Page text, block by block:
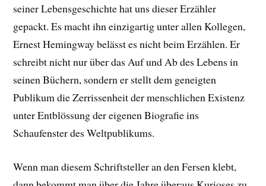
seiner Lebensgeschichte hat uns dieser Erzähler
gepackt. Es macht ihn einzigartig unter allen Kollegen,
Ernest Hemingway belässt es nicht beim Erzählen. Er
schreibt nicht nur über das Auf und Ab des Lebens in
seinen Büchern, sondern er stellt dem geneigten
Publikum die Zerrissenheit der menschlichen Existenz
unter Entblössung der eigenen Biografie ins
Schaufenster des Weltpublikums.
Wenn man diesem Schriftsteller an den Fersen klebt,